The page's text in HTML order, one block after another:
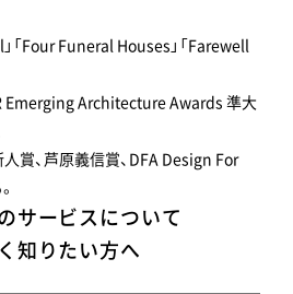
「Four Funeral Houses」「Farewell
Emerging Architecture Awards 準大
賞、芦原義信賞、DFA Design For
サービスについて
知りたい方へ